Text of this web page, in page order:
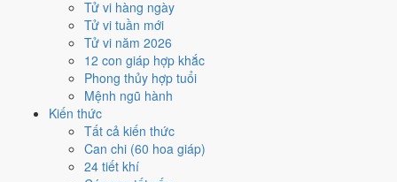
Tử vi hàng ngày
Tử vi tuần mới
Tử vi năm 2026
12 con giáp hợp khắc
Phong thủy hợp tuổi
Mệnh ngũ hành
Kiến thức
Tất cả kiến thức
Can chi (60 hoa giáp)
24 tiết khí
Canh Tý, nhờ người tuổi này thay mặt động thổ hoặc nhận lễ
giúp giảm phần xung của gia chủ. Cách chọn người mượn tuổi
xem tại
hướng dẫn xem tuổi làm nhà
Các cách trên dựa trên quy tắc lịch pháp truyền thống, mang tính
tham khảo văn hóa - tín ngưỡng, không thay thế quyết định chuyên
môn của bạn.
Giờ hoàng đạo ngày 18/12/2021